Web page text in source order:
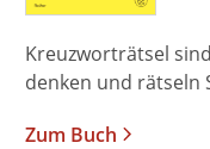
Kreuzworträtsel
denken und rätseln
Zum Buch